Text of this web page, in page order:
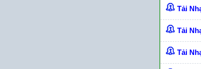
Tải
Tải
Tải